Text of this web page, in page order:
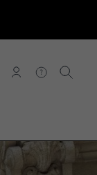
CONNESSIONE
AIUTO